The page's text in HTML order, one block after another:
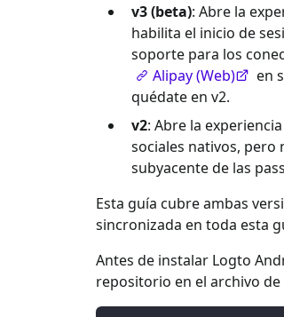
v3 (beta): Abre la
habilita el inicio de
soporte para los
Alipay (Web)
en
quédate en v2.
v2: Abre la
sociales nativos, pero
subyacente de las
Esta guía cubre ambas
sincronizada en toda esta
Antes de instalar Logto
repositorio en el archivo